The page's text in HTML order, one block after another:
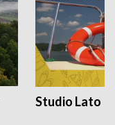
Studio Lato